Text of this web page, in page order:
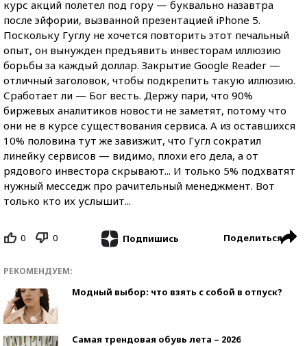
курс акций полетел под гору — буквально назавтра
после эйфории, вызванной презентацией iPhone 5.
Поскольку Гуглу не хочется повторить этот печальный
опыт, он вынужден предъявить инвесторам иллюзию
борьбы за каждый доллар. Закрытие Google Reader —
отличный заголовок, чтобы подкрепить такую иллюзию.
Сработает ли — Бог весть. Держу пари, что 90%
биржевых аналитиков новости не заметят, потому что
они не в курсе существования сервиса. А из оставшихся
10% половина тут же завизжит, что Гугл сократил
линейку сервисов — видимо, плохи его дела, а от
рядового инвестора скрывают... И только 5% подхватят
нужный месседж про рачительный менеджмент. Вот
только кто их услышит...
0 0 Подпишись Поделиться
РЕКОМЕНДУЕМ:
Модный выбор: что взять с собой в отпуск?
Самая трендовая обувь лета – 2026